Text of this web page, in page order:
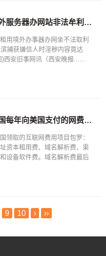
租用国外服务器违法吗租用境外服务器办网站非法牟利30万元 汉滨抓获嫌疑人时淫秽内容竟达15T(组图)
用境外办事器办网坐不法取利
捕获嫌信人时淫秽内容竟达
)西安旧事网讯（西安晚报......
服务器租用费用一年你知道中国每年向美国支付的网费有多少？说出来你可能不信！
领取的互联网费用项目包罗：
资本租用费、域名解析费、渠
设备软件费。域名解析费最后
9 10 › ››